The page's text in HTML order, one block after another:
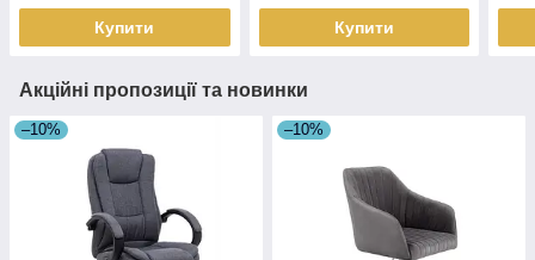
Купити Купити
Акційні пропозиції та новинки
–10% –10%